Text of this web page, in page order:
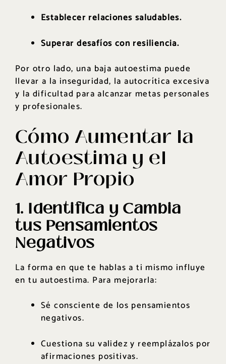
Establecer relaciones saludables.
Superar desafíos con resiliencia.
Por otro lado, una baja autoestima puede
llevar a la inseguridad, la autocrítica excesiva
y la dificultad para alcanzar metas personales
y profesionales.
Cómo Aumentar la
Autoestima y el
Amor Propio
1. Identifica y Cambia
tus Pensamientos
Negativos
La forma en que te hablas a ti mismo influye
en tu autoestima. Para mejorarla:
Sé consciente de los pensamientos
negativos.
Cuestiona su validez y reemplázalos por
afirmaciones positivas.